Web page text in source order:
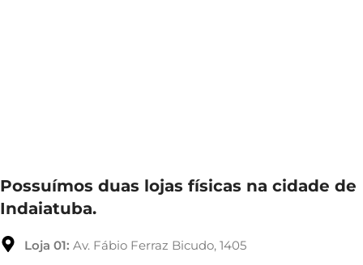
Possuímos duas lojas físicas na cidade de
Indaiatuba.
Loja 01: Av. Fábio Ferraz Bicudo, 1405